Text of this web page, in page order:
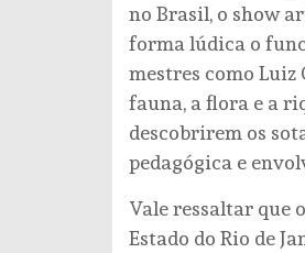
no Brasil, o show
forma lúdica o
mestres como Luiz
fauna, a flora e a
descobrirem os
pedagógica e
Vale ressaltar que
Estado do Rio de